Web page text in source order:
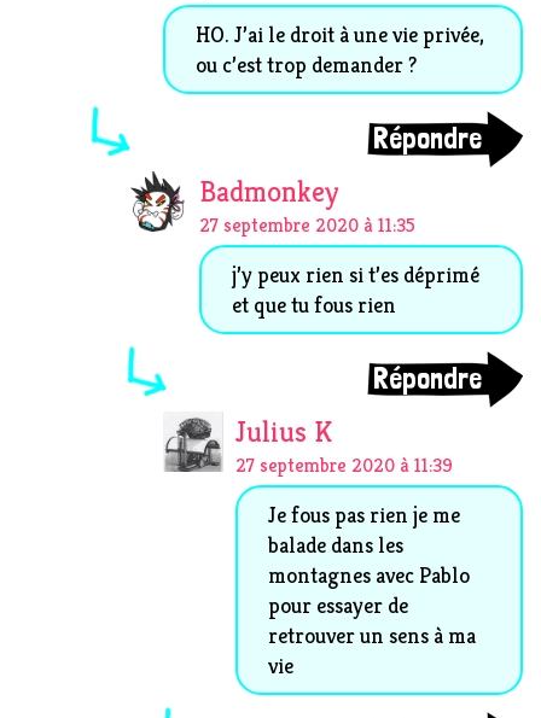
HO. J’ai le droit à une vie privée,
ou c’est trop demander ?
Répondre
Badmonkey
27 septembre 2020 à 11:35
j’y peux rien si t’es déprimé
et que tu fous rien
Répondre
Julius K
27 septembre 2020 à 11:39
Je fous pas rien je me
balade dans les
montagnes avec Pablo
pour essayer de
retrouver un sens à ma
vie